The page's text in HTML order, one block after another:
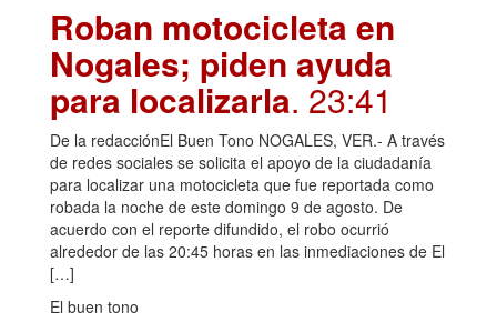
Roban motocicleta en
Nogales; piden ayuda
para localizarla. 23:41
De la redacciónEl Buen Tono NOGALES, VER.- A través
de redes sociales se solicita el apoyo de la ciudadanía
para localizar una motocicleta que fue reportada como
robada la noche de este domingo 9 de agosto. De
acuerdo con el reporte difundido, el robo ocurrió
alrededor de las 20:45 horas en las inmediaciones de El
[…]
El buen tono